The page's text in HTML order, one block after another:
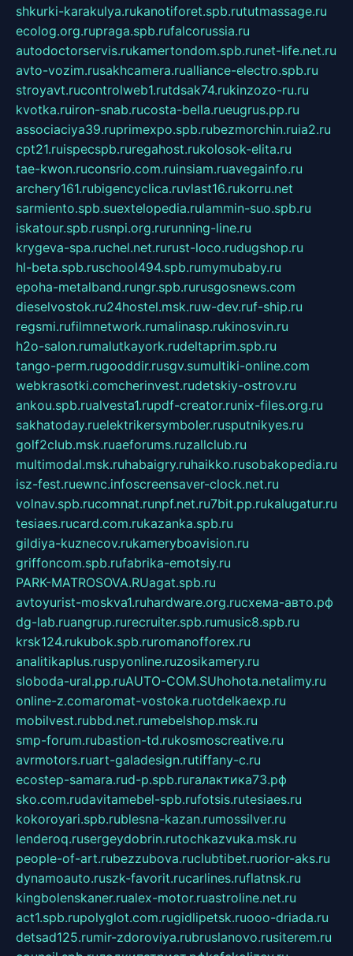
shkurki-karakulya.rukanotiforet.spb.rututmassage.ru
ecolog.org.rupraga.spb.rufalcorussia.ru
autodoctorservis.rukamertondom.spb.runet-life.net.ru
avto-vozim.rusakhcamera.rualliance-electro.spb.ru
stroyavt.rucontrolweb1.rutdsak74.rukinzozo-ru.ru
kvotka.ruiron-snab.rucosta-bella.rueugrus.pp.ru
associaciya39.ruprimexpo.spb.rubezmorchin.ruia2.ru
cpt21.ruispecspb.ruregahost.rukolosok-elita.ru
tae-kwon.ruconsrio.com.ruinsiam.ruavegainfo.ru
archery161.rubigencyclica.ruvlast16.rukorru.net
sarmiento.spb.suextelopedia.rulammin-suo.spb.ru
iskatour.spb.rusnpi.org.rurunning-line.ru
krygeva-spa.ruchel.net.rurust-loco.rudugshop.ru
hl-beta.spb.ruschool494.spb.rumymubaby.ru
epoha-metalband.rungr.spb.rurusgosnews.com
dieselvostok.ru24hostel.msk.ruw-dev.ruf-ship.ru
regsmi.rufilmnetwork.rumalinasp.rukinosvin.ru
h2o-salon.rumalutkayork.rudeltaprim.spb.ru
tango-perm.rugooddir.rusgv.sumultiki-online.com
webkrasotki.comcherinvest.rudetskiy-ostrov.ru
ankou.spb.rualvesta1.rupdf-creator.runix-files.org.ru
sakhatoday.ruelektrikersymboler.rusputnikyes.ru
golf2club.msk.ruaeforums.ruzallclub.ru
multimodal.msk.ruhabaigry.ruhaikko.rusobakopedia.ru
isz-fest.ruewnc.infoscreensaver-clock.net.ru
volnav.spb.rucomnat.runpf.net.ru7bit.pp.rukalugatur.ru
tesiaes.rucard.com.rukazanka.spb.ru
gildiya-kuznecov.rukameryboavision.ru
griffoncom.spb.rufabrika-emotsiy.ru
PARK-MATROSOVA.RUagat.spb.ru
avtoyurist-moskva1.ruhardware.org.ruсхема-авто.рф
dg-lab.ruangrup.rurecruiter.spb.rumusic8.spb.ru
krsk124.rukubok.spb.ruromanofforex.ru
analitikaplus.ruspyonline.ruzosikamery.ru
sloboda-ural.pp.ruAUTO-COM.SUhohota.netalimy.ru
online-z.comaromat-vostoka.ruotdelkaexp.ru
mobilvest.rubbd.net.rumebelshop.msk.ru
smp-forum.rubastion-td.rukosmoscreative.ru
avrmotors.ruart-galadesign.rutiffany-c.ru
ecostep-samara.rud-p.spb.ruгалактика73.рф
sko.com.rudavitamebel-spb.rufotsis.rutesiaes.ru
kokoroyari.spb.rublesna-kazan.rumossilver.ru
lenderoq.rusergeydobrin.rutochkazvuka.msk.ru
people-of-art.rubezzubova.ruclubtibet.ruorior-aks.ru
dynamoauto.ruszk-favorit.rucarlines.ruflatnsk.ru
kingbolenskaner.rualex-motor.ruastroline.net.ru
act1.spb.rupolyglot.com.rugidlipetsk.ruooo-driada.ru
detsad125.rumir-zdoroviya.rubruslanovo.rusiterem.ru